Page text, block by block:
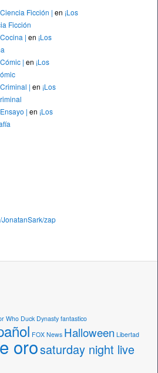
Ficción | en ¡Los
Ficción
| en ¡Los
| en ¡Los
| en ¡Los
| en ¡Los
JonatanSark/zap
Who Duck Dynasty fantastico
FOX News Halloween Libertad
orosaturday night live